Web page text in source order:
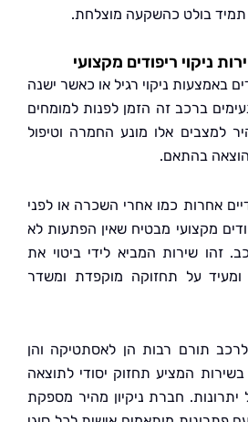
כהשקעה מוצלחת.
ריפודים מקצועי
ניקוי רגיל או כאשר ישנה
זה הזמן לפנות למומחים
אלו מונע החמרה וטיפול
כמו אחרי השכרה או לפני
מבטיח שאין הפתעות לא
המביא לידי ביטוי את
תחזוקה מוקפדת ומשדר
רבות הן לאסתטיקה והן
תחזוק יסודי לתוצאה
חברת ניקיון מהיר מספקת